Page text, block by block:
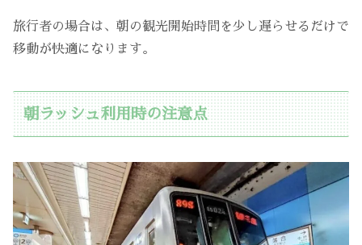
旅行者の場合は、朝の観光開始時間を少し遅らせるだけで
移動が快適になります。
朝ラッシュ利用時の注意点